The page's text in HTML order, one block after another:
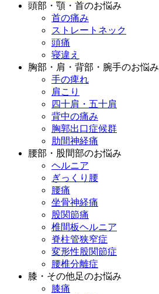
頭部・顎・首のお悩み
首の痛み
ストレートネック
頭痛
寝違え
胸部・肩・背部・腕手のお悩み
手の痺れ
肩こり
四十肩・五十肩
背中の痛み
胸郭出口症候群
肋間神経痛
腰部・股間部のお悩み
ヘルニア
ぎっくり腰
腰痛
坐骨神経痛
股関節痛
椎間板ヘルニア
脊柱管狭窄症
変形性股関節症
腰椎分離症
膝・その他足のお悩み
膝痛